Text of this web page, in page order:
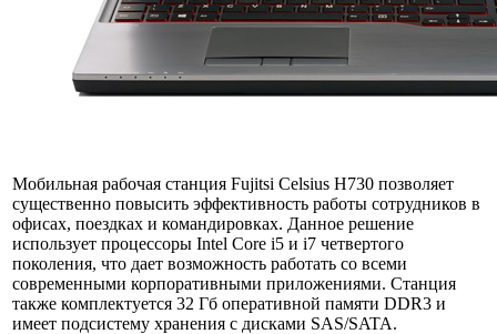
Мобильная рабочая станция Fujitsi Celsius H730 позволяет
существенно повысить эффективность работы сотрудников в
офисах, поездках и командировках. Данное решение
использует процессоры Intel Core i5 и i7 четвертого
поколения, что дает возможность работать со всеми
современными корпоративными приложениями. Станция
также комплектуется 32 Гб оперативной памяти DDR3 и
имеет подсистему хранения с дисками SAS/SATA.